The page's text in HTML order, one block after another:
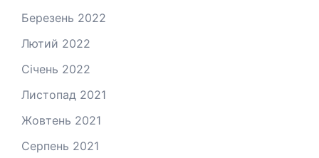
Березень 2022
Лютий 2022
Січень 2022
Листопад 2021
Жовтень 2021
Серпень 2021